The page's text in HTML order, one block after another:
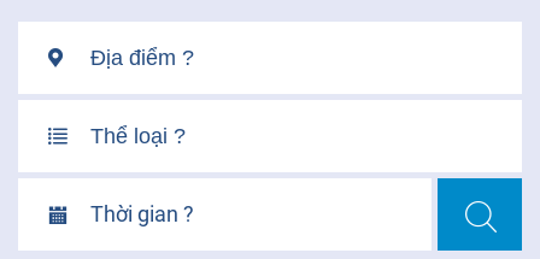
Thời gian ?